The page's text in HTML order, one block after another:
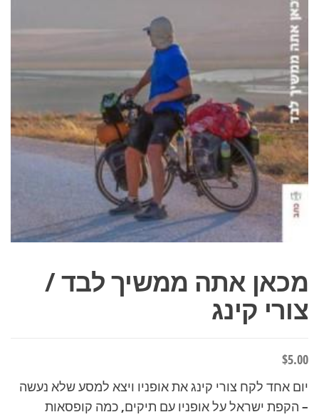
מכאן אתה ממשיך לבד /
צורי קינג
$5.00
יום אחד לקח צורי קינג את אופניו ויצא למסע שלא נעשה
– הקפת ישראל על אופניו עם תיקים, כמה קופסאות